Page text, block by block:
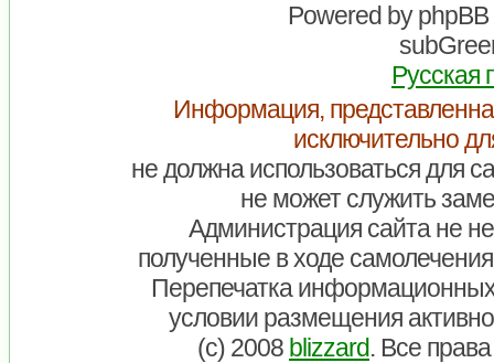
Powered byphpBB
Русская
Информация,
исключительно
не должна использоваться для
не может служить
Администрация сайта не
полученные в ходе
Перепечатка
условии размещения
(c) 2008 blizzard. Все